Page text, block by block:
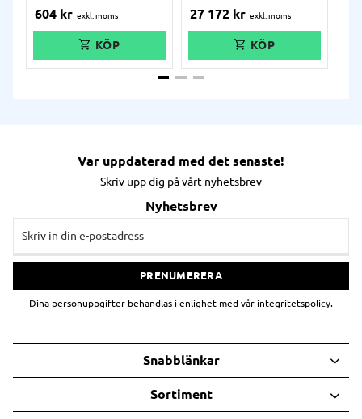
604 kr
och mycket annat.
kort och trådlös anslutning
via 3G, 4G och 5G. Den är
IP68-klassad och falltålig från
och ett stort batteri.
27 172 kr
Var uppdaterad med det senaste!
Skriv upp dig på vårt nyhetsbrev
Nyhetsbrev
PRENUMERERA
Dina personuppgifter behandlas i enlighet med vår integritetspolicy.
Snabblänkar
Sortiment